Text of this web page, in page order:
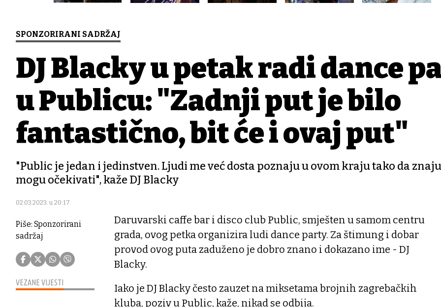
SPONZORIRANI SADRŽAJ
DJ Blacky u petak radi dance
u Publicu: "Zadnji put je bilo
fantastično, bit će i ovaj put"
"Public je jedan i jedinstven. Ljudi me već dosta poznaju u ovom kraju tako da
mogu očekivati", kaže DJ Blacky
02.03.2023. u 20:17
Piše: Sponzorirani
sadržaj
VEZANE VIJESTI
Daruvarski caffe bar i disco club Public, smješten u samom centru
grada, ovog petka organizira ludi dance party. Za štimung i dobar
provod ovog puta zaduženo je dobro znano i dokazano ime - DJ
Blacky.
Iako je DJ Blacky često zauzet na miksetama brojnih zagrebačkih
kluba, poziv u Public, kaže, nikad se odbija.